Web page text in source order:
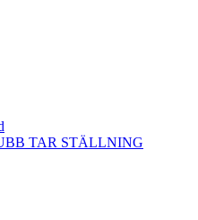
TAR STÄLLNING